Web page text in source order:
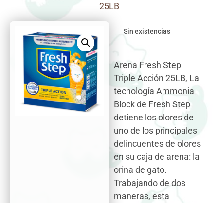
25LB
Sin existencias
Arena Fresh Step
Triple Acción 25LB, La
tecnología Ammonia
Block de Fresh Step
detiene los olores de
uno de los principales
delincuentes de olores
en su caja de arena: la
orina de gato.
Trabajando de dos
maneras, esta